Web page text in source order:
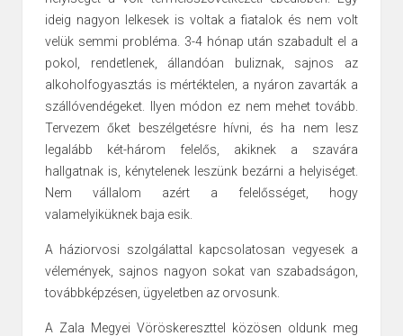
ideig nagyon lelkesek is voltak a fiatalok és nem volt
velük semmi probléma. 3-4 hónap után szabadult el a
pokol, rendetlenek, állandóan buliznak, sajnos az
alkoholfogyasztás is mértéktelen, a nyáron zavarták a
szállóvendégeket. Ilyen módon ez nem mehet tovább.
Tervezem őket beszélgetésre hívni, és ha nem lesz
legalább két-három felelős, akiknek a szavára
hallgatnak is, kénytelenek leszünk bezárni a helyiséget.
Nem vállalom azért a felelősséget, hogy
valamelyiküknek baja esik.
A háziorvosi szolgálattal kapcsolatosan vegyesek a
vélemények, sajnos nagyon sokat van szabadságon,
továbbképzésen, ügyeletben az orvosunk.
A Zala Megyei Vöröskereszttel közösen oldunk meg